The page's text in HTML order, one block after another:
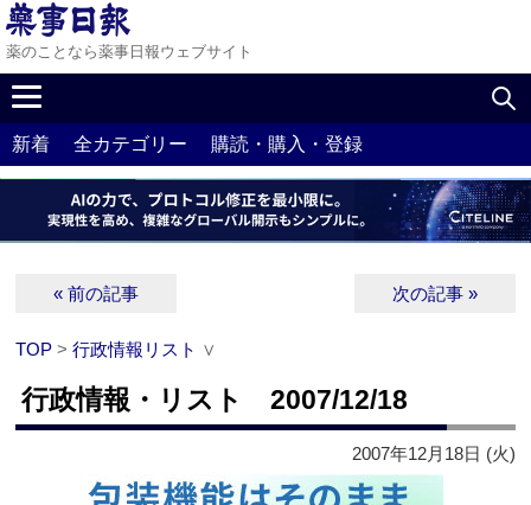
薬のことなら薬事日報ウェブサイト
新着 全カテゴリー 購読・購入・登録
« 前の記事 次の記事 »
TOP >行政情報リスト ∨
行政情報・リスト 2007/12/18
2007年12月18日 (火)